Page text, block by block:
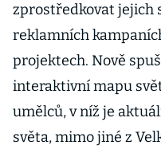
zprostředkovat jejich
reklamních
projektech. Nově
interaktivní mapu
umělců, v níž je
světa, mimo jiné z